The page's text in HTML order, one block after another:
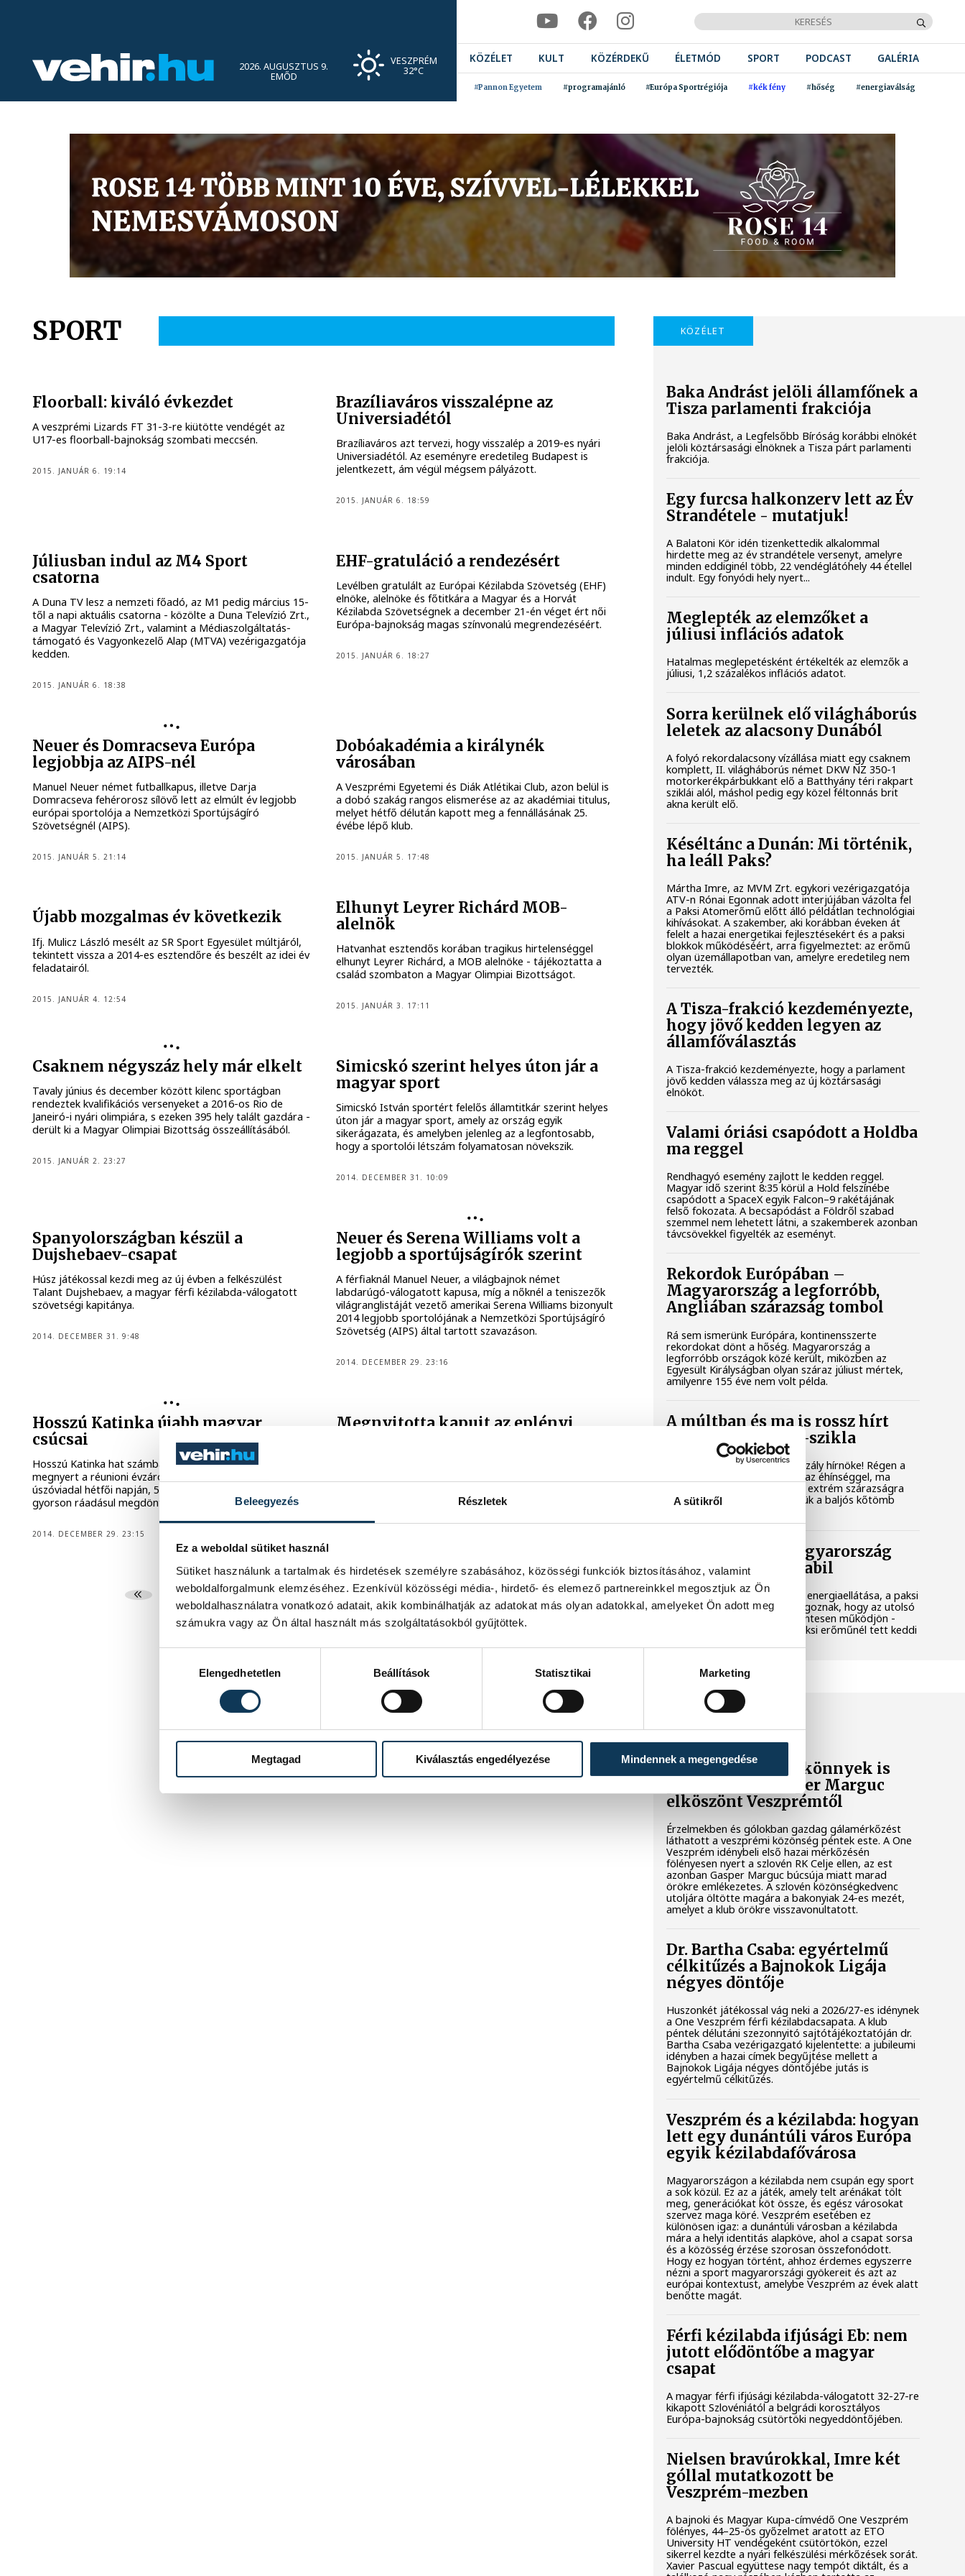
Beleegyezés Részletek A sütikről
Ez a weboldal sütiket használ
Sütiket használunk a tartalmak és hirdetések személyre szabásához, közösségi funkciók biztosításához, valamint
weboldalforgalmunk elemzéséhez. Ezenkívül közösségi média-, hirdető- és elemező partnereinkkel megosztjuk az Ön
weboldalhasználatra vonatkozó adatait, akik kombinálhatják az adatokat más olyan adatokkal, amelyeket Ön adott meg
számukra vagy az Ön által használt más szolgáltatásokból gyűjtöttek.
Elengedhetetlen
Beállítások Statisztikai Marketing
Megtagad Kiválasztás engedélyezése Mindennek a megengedése
2026. AUGUSZTUS 9.
EMŐD
VESZPRÉM
32°C
KÖZÉLET KULT KÖZÉRDEKŰ ÉLETMÓD SPORT PODCAST GALÉRIA
#Pannon Egyetem #programajánló #Európa Sportrégiója #kék fény #hőség #energiaválság
SPORT
Floorball: kiváló évkezdet
A veszprémi Lizards FT 31-3-re kiütötte vendégét az
U17-es floorball-bajnokság szombati meccsén.
2015. JANUÁR 6. 19:14
Brazíliaváros visszalépne az
Universiadétól
Brazíliaváros azt tervezi, hogy visszalép a 2019-es nyári
Universiadétól. Az eseményre eredetileg Budapest is
jelentkezett, ám végül mégsem pályázott.
2015. JANUÁR 6. 18:59
Júliusban indul az M4 Sport
csatorna
A Duna TV lesz a nemzeti főadó, az M1 pedig március 15-
től a napi aktuális csatorna - közölte a Duna Televízió Zrt.,
a Magyar Televízió Zrt., valamint a Médiaszolgáltatás-
támogató és Vagyonkezelő Alap (MTVA) vezérigazgatója
kedden.
2015. JANUÁR 6. 18:38
EHF-gratuláció a rendezésért
Levélben gratulált az Európai Kézilabda Szövetség (EHF)
elnöke, alelnöke és főtitkára a Magyar és a Horvát
Kézilabda Szövetségnek a december 21-én véget ért női
Európa-bajnokság magas színvonalú megrendezéséért.
2015. JANUÁR 6. 18:27
Neuer és Domracseva Európa
legjobbja az AIPS-nél
Manuel Neuer német futballkapus, illetve Darja
Domracseva fehérorosz sílövő lett az elmúlt év legjobb
európai sportolója a Nemzetközi Sportújságíró
Szövetségnél (AIPS).
2015. JANUÁR 5. 21:14
Dobóakadémia a királynék
városában
A Veszprémi Egyetemi és Diák Atlétikai Club, azon belül is
a dobó szakág rangos elismerése az az akadémiai titulus,
melyet hétfő délután kapott meg a fennállásának 25.
évébe lépő klub.
2015. JANUÁR 5. 17:48
Újabb mozgalmas év következik
Ifj. Mulicz László mesélt az SR Sport Egyesület múltjáról,
tekintett vissza a 2014-es esztendőre és beszélt az idei év
feladatairól.
2015. JANUÁR 4. 12:54
Elhunyt Leyrer Richárd MOB-
alelnök
Hatvanhat esztendős korában tragikus hirtelenséggel
elhunyt Leyrer Richárd, a MOB alelnöke - tájékoztatta a
család szombaton a Magyar Olimpiai Bizottságot.
2015. JANUÁR 3. 17:11
Csaknem négyszáz hely már elkelt
Tavaly június és december között kilenc sportágban
rendeztek kvalifikációs versenyeket a 2016-os Rio de
Janeiró-i nyári olimpiára, s ezeken 395 hely talált gazdára -
derült ki a Magyar Olimpiai Bizottság összeállításából.
2015. JANUÁR 2. 23:27
Simicskó szerint helyes úton jár a
magyar sport
Simicskó István sportért felelős államtitkár szerint helyes
úton jár a magyar sport, amely az ország egyik
sikerágazata, és amelyben jelenleg az a legfontosabb,
hogy a sportolói létszám folyamatosan növekszik.
2014. DECEMBER 31. 10:09
Spanyolországban készül a
Dujshebaev-csapat
Húsz játékossal kezdi meg az új évben a felkészülést
Talant Dujshebaev, a magyar férfi kézilabda-válogatott
szövetségi kapitánya.
2014. DECEMBER 31. 9:48
Neuer és Serena Williams volt a
legjobb a sportújságírók szerint
A férfiaknál Manuel Neuer, a világbajnok német
labdarúgó-válogatott kapusa, míg a nőknél a teniszezők
világranglistáját vezető amerikai Serena Williams bizonyult
2014 legjobb sportolójának a Nemzetközi Sportújságíró
Szövetség (AIPS) által tartott szavazáson.
2014. DECEMBER 29. 23:16
Hosszú Katinka újabb magyar
csúcsai
Hosszú Katinka hat számban indult, ezek közül ötöt
megnyert a réunioni évzáró nemzetközi rövidpályás
úszóviadal hétfői napján, 50 méter mellen és 50 méter
gyorson ráadásul megdöntötte saját országos rekordját.
2014. DECEMBER 29. 23:15
Megnyitotta kapuit az eplényi
2014. DECEMBER 28. 13:32
... 1383 1384 1385 1386 1387 ...
KÖZÉLET
Baka Andrást jelöli államfőnek a
Tisza parlamenti frakciója
Baka Andrást, a Legfelsőbb Bíróság korábbi elnökét
jelöli köztársasági elnöknek a Tisza párt parlamenti
frakciója.
Egy furcsa halkonzerv lett az Év
Strandétele - mutatjuk!
A Balatoni Kör idén tizenkettedik alkalommal
hirdette meg az év strandétele versenyt, amelyre
minden eddiginél több, 22 vendéglátóhely 44 étellel
indult. Egy fonyódi hely nyert...
Meglepték az elemzőket a
júliusi inflációs adatok
Hatalmas meglepetésként értékelték az elemzők a
júliusi, 1,2 százalékos inflációs adatot.
Sorra kerülnek elő világháborús
leletek az alacsony Dunából
A folyó rekordalacsony vízállása miatt egy csaknem
komplett, II. világháborús német DKW NZ 350-1
motorkerékpárbukkant elő a Batthyány téri rakpart
sziklái alól, máshol pedig egy közel féltonnás brit
akna került elő.
Késéltánc a Dunán: Mi történik,
ha leáll Paks?
Mártha Imre, az MVM Zrt. egykori vezérigazgatója
ATV-n Rónai Egonnak adott interjújában vázolta fel
a Paksi Atomerőmű előtt álló példátlan technológiai
kihívásokat. A szakember, aki korábban éveken át
felelt a hazai energetikai fejlesztésekért és a paksi
blokkok működéséért, arra figyelmeztet: az erőmű
olyan üzemállapotban van, amelyre eredetileg nem
tervezték.
A Tisza-frakció kezdeményezte,
hogy jövő kedden legyen az
államfőválasztás
A Tisza-frakció kezdeményezte, hogy a parlament
jövő kedden válassza meg az új köztársasági
elnököt.
Valami óriási csapódott a Holdba
ma reggel
Rendhagyó esemény zajlott le kedden reggel.
Magyar idő szerint 8:35 körül a Hold felszínébe
csapódott a SpaceX egyik Falcon–9 rakétájának
felső fokozata. A becsapódást a Földről szabad
szemmel nem lehetett látni, a szakemberek azonban
távcsövekkel figyelték az eseményt.
Rekordok Európában –
Magyarország a legforróbb,
Angliában szárazság tombol
Rá sem ismerünk Európára, kontinensszerte
rekordokat dönt a hőség. Magyarország a
legforróbb országok közé került, miközben az
Egyesült Királyságban olyan száraz júliust mértek,
amilyenre 155 éve nem volt példa.
A múltban és ma is rossz hírt
hoz a dunai Ínség-szikla
Újra kilátszik a Dunából az aszály hírnöke! Régen a
felbukkanása egyet jelentett az éhínséggel, ma
pedig a klímaváltozás okozta extrém szárazságra
hívja fel a figyelmet. Elmeséljük a baljós kőtömb
Magyar Péter: Magyarország
energiaellátása stabil
Jelenleg stabil Magyarország energiaellátása, a paksi
erőmű munkatársai azon dolgoznak, hogy az utolsó
még termelő turbina hibamentesen működjön -
közölte a miniszterelnök a paksi erőműnél tett keddi
KÉZILABDA
A gólok mellett a könnyek is
potyogtak – Gasper Marguc
elköszönt Veszprémtől
Érzelmekben és gólokban gazdag gálamérkőzést
láthatott a veszprémi közönség péntek este. A One
Veszprém idénybeli első hazai mérkőzésén
fölényesen nyert a szlovén RK Celje ellen, az est
azonban Gasper Marguc búcsúja miatt marad
örökre emlékezetes. A szlovén közönségkedvenc
utoljára öltötte magára a bakonyiak 24-es mezét,
amelyet a klub örökre visszavonultatott.
Dr. Bartha Csaba: egyértelmű
célkitűzés a Bajnokok Ligája
négyes döntője
Huszonkét játékossal vág neki a 2026/27-es idénynek
a One Veszprém férfi kézilabdacsapata. A klub
péntek délutáni szezonnyitó sajtótájékoztatóján dr.
Bartha Csaba vezérigazgató kijelentette: a jubileumi
idényben a hazai címek begyűjtése mellett a
Bajnokok Ligája négyes döntőjébe jutás is
egyértelmű célkitűzés.
Veszprém és a kézilabda: hogyan
lett egy dunántúli város Európa
egyik kézilabdafővárosa
Magyarországon a kézilabda nem csupán egy sport
a sok közül. Ez az a játék, amely telt arénákat tölt
meg, generációkat köt össze, és egész városokat
szervez maga köré. Veszprém esetében ez
különösen igaz: a dunántúli városban a kézilabda
mára a helyi identitás alapköve, ahol a csapat sorsa
és a közösség érzése szorosan összefonódott.
Hogy ez hogyan történt, ahhoz érdemes egyszerre
nézni a sport magyarországi gyökereit és azt az
európai kontextust, amelybe Veszprém az évek alatt
benőtte magát.
Férfi kézilabda ifjúsági Eb: nem
jutott elődöntőbe a magyar
csapat
A magyar férfi ifjúsági kézilabda-válogatott 32-27-re
kikapott Szlovéniától a belgrádi korosztályos
Európa-bajnokság csütörtöki negyeddöntőjében.
Nielsen bravúrokkal, Imre két
góllal mutatkozott be
Veszprém-mezben
A bajnoki és Magyar Kupa-címvédő One Veszprém
fölényes, 44–25-ös győzelmet aratott az ETO
University HT vendégeként csütörtökön, ezzel
sikerrel kezdte a nyári felkészülési mérkőzések sorát.
Xavier Pascual együttese nagy tempót diktált, és a